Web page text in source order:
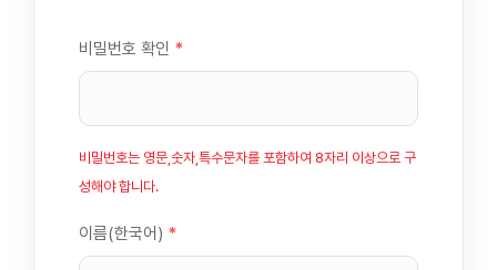
비밀번호 확인 *
비밀번호는 영문,숫자,특수문자를 포함하여 8자리 이상으로 구
성해야 합니다.
이름(한국어) *